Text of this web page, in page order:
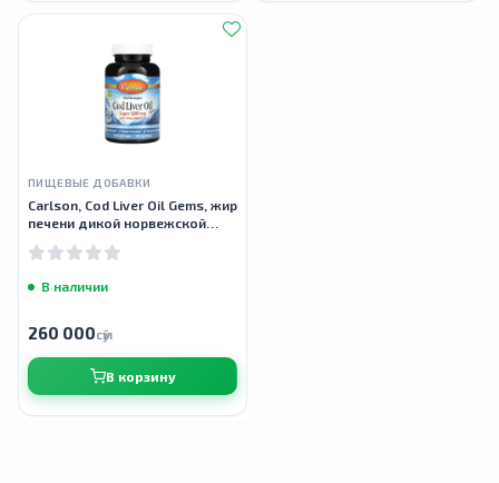
ПИЩЕВЫЕ ДОБАВКИ
Carlson, Cod Liver Oil Gems, жир
печени дикой норвежской
В наличии
260 000сӯм
В корзину